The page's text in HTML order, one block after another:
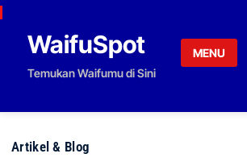
Skip to content
WaifuSpot
Temukan Waifumu di Sini
MENU
Artikel & Blog